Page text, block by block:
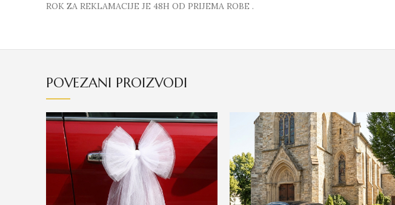
ROK ZA REKLAMACIJE JE 48H OD PRIJEMA ROBE .
POVEZANI PROIZVODI